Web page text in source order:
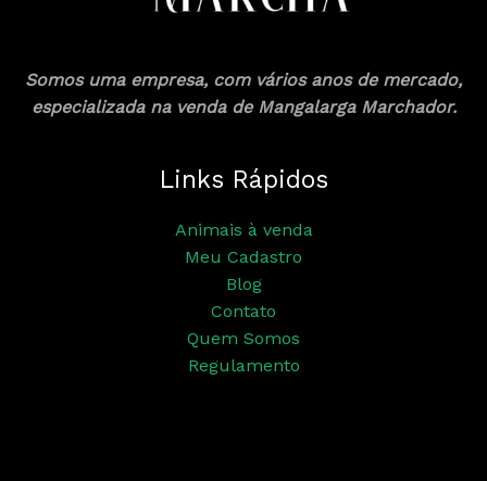
Somos uma empresa, com vários anos de mercado,
especializada na venda de Mangalarga Marchador.
Links Rápidos
Animais à venda
Meu Cadastro
Blog
Contato
Quem Somos
Regulamento